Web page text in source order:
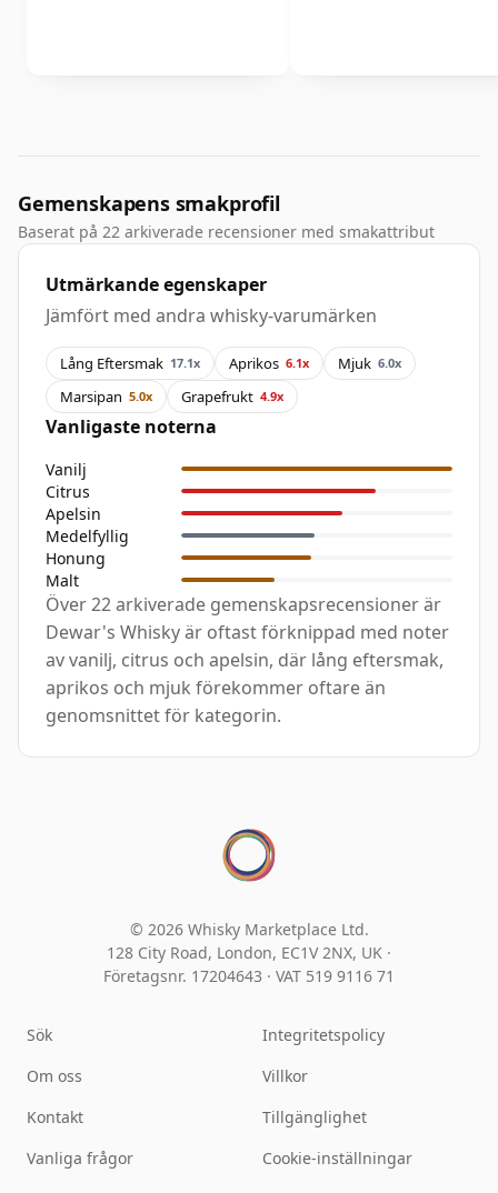
Gemenskapens smakprofil
Baserat på 22 arkiverade recensioner med smakattribut
Utmärkande egenskaper
Jämfört med andra whisky-varumärken
Lång Eftersmak 17.1x Aprikos 6.1x Mjuk 6.0x
Marsipan 5.0x Grapefrukt 4.9x
Vanligaste noterna
Vanilj
Citrus
Apelsin
Medelfyllig
Honung
Malt
Över 22 arkiverade gemenskapsrecensioner är
Dewar's Whisky är oftast förknippad med noter
av vanilj, citrus och apelsin, där lång eftersmak,
aprikos och mjuk förekommer oftare än
genomsnittet för kategorin.
© 2026 Whisky Marketplace Ltd.
128 City Road, London, EC1V 2NX, UK ·
Företagsnr. 17204643 · VAT 519 9116 71
Sök
Om oss
Kontakt
Vanliga frågor
Integritetspolicy
Villkor
Tillgänglighet
Cookie-inställningar